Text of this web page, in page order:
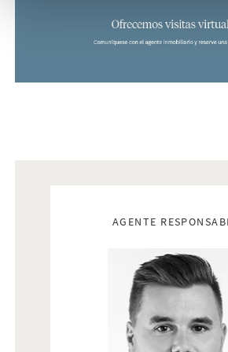
desde el primer día.
vida tranquilo y exclusivo, con jardines
farmacias, bancos y todos los servicios
a día. El popular centro comercial La
los más grandes de la Costa Blanca con
restaurantes y opciones de ocio, se
unos minutos en coche. Para los
los campos más prestigiosos de la zona
AGENTE